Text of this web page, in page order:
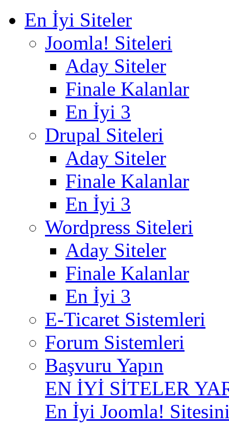
En İyi Siteler
Joomla! Siteleri
Aday Siteler
Finale Kalanlar
En İyi 3
Drupal Siteleri
Aday Siteler
Finale Kalanlar
En İyi 3
Wordpress Siteleri
Aday Siteler
Finale Kalanlar
En İyi 3
E-Ticaret Sistemleri
Forum Sistemleri
Başvuru Yapın
EN İYİ SİTELER
En İyi Joomla!